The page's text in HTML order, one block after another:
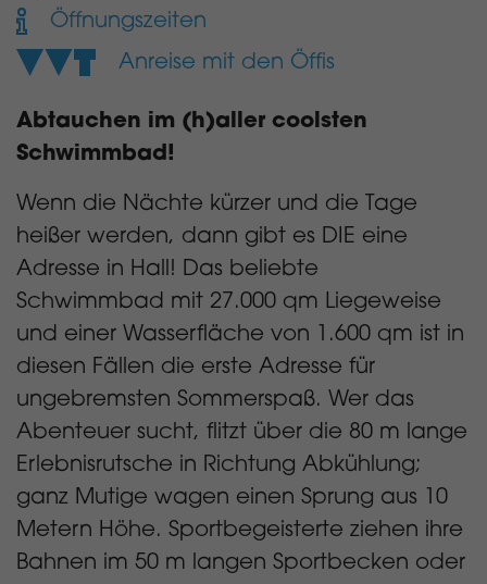
Öffnungszeiten
Anreise mit den Öffis
Abtauchen im (h)aller coolsten
Schwimmbad!
Wenn die Nächte kürzer und die Tage
heißer werden, dann gibt es DIE eine
Adresse in Hall! Das beliebte
Schwimmbad mit 27.000 qm Liegeweise
und einer Wasserfläche von 1.600 qm ist in
diesen Fällen die erste Adresse für
ungebremsten Sommerspaß. Wer das
Abenteuer sucht, flitzt über die 80 m lange
Erlebnisrutsche in Richtung Abkühlung;
ganz Mutige wagen einen Sprung aus 10
Metern Höhe. Sportbegeisterte ziehen ihre
Bahnen im 50 m langen Sportbecken oder